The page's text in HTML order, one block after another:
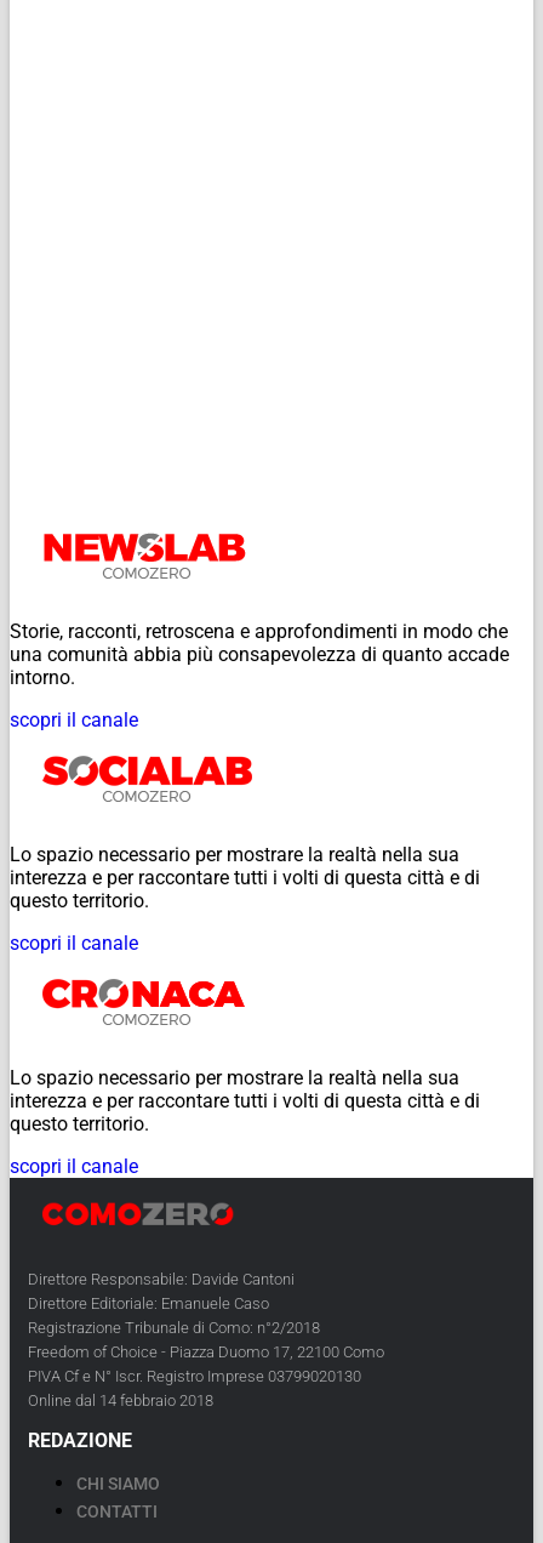
Storie, racconti, retroscena e approfondimenti in modo che
una comunità abbia più consapevolezza di quanto accade
intorno.
scopri il canale
Lo spazio necessario per mostrare la realtà nella sua
interezza e per raccontare tutti i volti di questa città e di
questo territorio.
scopri il canale
Lo spazio necessario per mostrare la realtà nella sua
interezza e per raccontare tutti i volti di questa città e di
questo territorio.
scopri il canale
Direttore Responsabile: Davide Cantoni
Direttore Editoriale: Emanuele Caso
Registrazione Tribunale di Como: n°2/2018
Freedom of Choice - Piazza Duomo 17, 22100 Como
PIVA Cf e N° Iscr. Registro Imprese 03799020130
Online dal 14 febbraio 2018
REDAZIONE
CHI SIAMO
CONTATTI